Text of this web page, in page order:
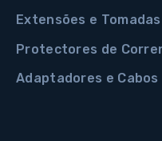
Extensões e Tomadas
Protectores de
Adaptadores e Cabos